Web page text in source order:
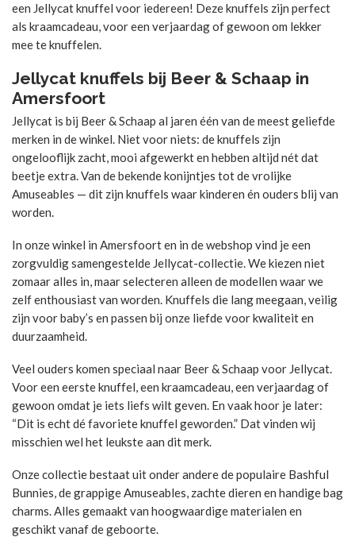
een Jellycat knuffel voor iedereen! Deze knuffels zijn perfect
als kraamcadeau, voor een verjaardag of gewoon om lekker
mee te knuffelen.
Jellycat knuffels bij Beer & Schaap in
Amersfoort
Jellycat is bij Beer & Schaap al jaren één van de meest geliefde
merken in de winkel. Niet voor niets: de knuffels zijn
ongelooflijk zacht, mooi afgewerkt en hebben altijd nét dat
beetje extra. Van de bekende konijntjes tot de vrolijke
Amuseables — dit zijn knuffels waar kinderen én ouders blij van
worden.
In onze winkel in Amersfoort en in de webshop vind je een
zorgvuldig samengestelde Jellycat-collectie. We kiezen niet
zomaar alles in, maar selecteren alleen de modellen waar we
zelf enthousiast van worden. Knuffels die lang meegaan, veilig
zijn voor baby’s en passen bij onze liefde voor kwaliteit en
duurzaamheid.
Veel ouders komen speciaal naar Beer & Schaap voor Jellycat.
Voor een eerste knuffel, een kraamcadeau, een verjaardag of
gewoon omdat je iets liefs wilt geven. En vaak hoor je later:
“Dit is echt dé favoriete knuffel geworden.” Dat vinden wij
misschien wel het leukste aan dit merk.
Onze collectie bestaat uit onder andere de populaire Bashful
Bunnies, de grappige Amuseables, zachte dieren en handige bag
charms. Alles gemaakt van hoogwaardige materialen en
geschikt vanaf de geboorte.